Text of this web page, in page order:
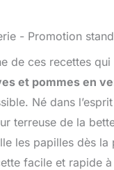
de ces recettes
et pommes en
Né dans
terreuse de la
les papilles dès
facile et rapide à